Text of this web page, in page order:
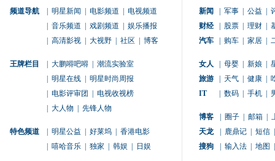
频道导航 明星新闻 电影频道
电视频道
音乐频道 戏剧频道
娱乐播报
高清影视 大视野 社区 博客
王牌栏目 大鹏嘚吧嘚
潮流实验室
明星在线
明星时尚周报
电影评审团
电视收视榜
大人物 先锋人物
特色频道 明星公益 好莱坞
香港电影
嘻哈音乐 独家 韩娱 日娱
新闻 军事 公益
财经
股票 理财
汽车
购车 家居
女人 母婴 新娘
旅游
天气 健康
IT
数码 手机
博客 圈子 邮箱
天龙
鹿鼎记 短信
搜狗
输入法 地图